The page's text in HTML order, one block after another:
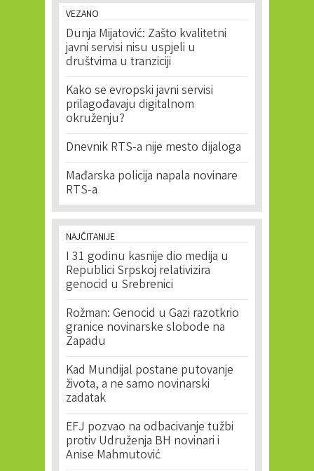
VEZANO
Dunja Mijatović: Zašto kvalitetni
javni servisi nisu uspjeli u
društvima u tranziciji
Kako se evropski javni servisi
prilagođavaju digitalnom
okruženju?
Dnevnik RTS-a nije mesto dijaloga
Mađarska policija napala novinare
RTS-a
NAJČITANIJE
I 31 godinu kasnije dio medija u
Republici Srpskoj relativizira
genocid u Srebrenici
Rožman: Genocid u Gazi razotkrio
granice novinarske slobode na
Zapadu
Kad Mundijal postane putovanje
života, a ne samo novinarski
zadatak
EFJ pozvao na odbacivanje tužbi
protiv Udruženja BH novinari i
Anise Mahmutović